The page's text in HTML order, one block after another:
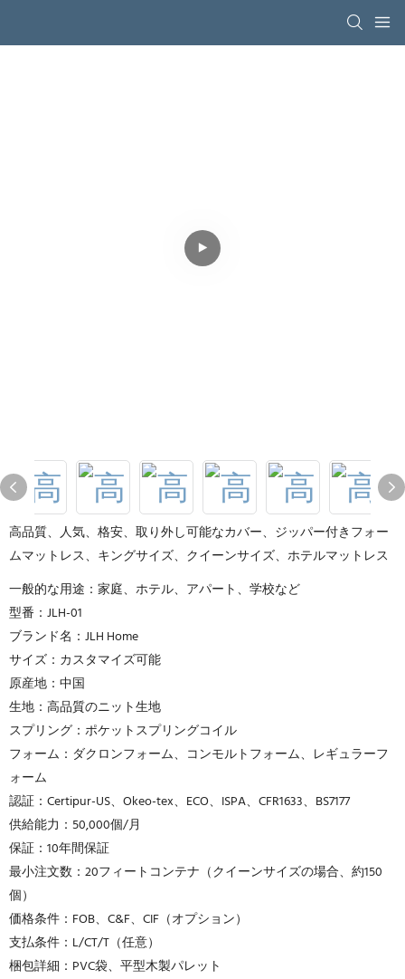
高品質、人気、格安、取り外し可能なカバー、ジッパー付きフォー
ムマットレス、キングサイズ、クイーンサイズ、ホテルマットレス
一般的な用途：家庭、ホテル、アパート、学校など
型番：JLH-01
ブランド名：JLH Home
サイズ：カスタマイズ可能
原産地：中国
生地：高品質のニット生地
スプリング：ポケットスプリングコイル
フォーム：ダクロンフォーム、コンモルトフォーム、レギュラーフ
ォーム
認証：Certipur-US、Okeo-tex、ECO、ISPA、CFR1633、BS7177
供給能力：50,000個/月
保証：10年間保証
最小注文数：20フィートコンテナ（クイーンサイズの場合、約150
個）
価格条件：FOB、C&F、CIF（オプション）
支払条件：L/CT/T（任意）
梱包詳細：PVC袋、平型木製パレット